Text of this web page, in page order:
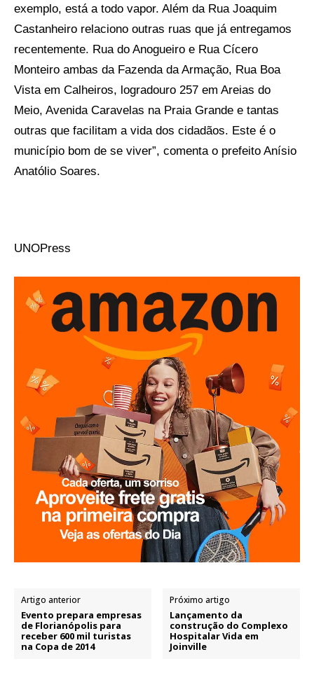
exemplo, está a todo vapor. Além da Rua Joaquim
Castanheiro relaciono outras ruas que já entregamos
recentemente. Rua do Anogueiro e Rua Cícero
Monteiro ambas da Fazenda da Armação, Rua Boa
Vista em Calheiros, logradouro 257 em Areias do
Meio, Avenida Caravelas na Praia Grande e tantas
outras que facilitam a vida dos cidadãos. Este é o
município bom de se viver”, comenta o prefeito Anísio
Anatólio Soares.
UNOPress
Artigo anterior
Evento prepara empresas
de Florianópolis para
receber 600 mil turistas
na Copa de 2014
Próximo artigo
Lançamento da
construção do Complexo
Hospitalar Vida em
Joinville